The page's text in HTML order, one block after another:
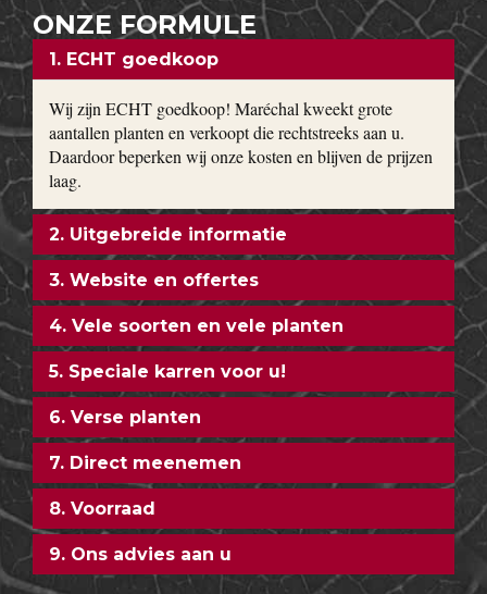
ONZE FORMULE
1. ECHT goedkoop
Wij zijn ECHT goedkoop! Maréchal kweekt grote
aantallen planten en verkoopt die rechtstreeks aan u.
Daardoor beperken wij onze kosten en blijven de prijzen
laag.
2. Uitgebreide informatie
3. Website en offertes
4. Vele soorten en vele planten
5. Speciale karren voor u!
6. Verse planten
7. Direct meenemen
8. Voorraad
9. Ons advies aan u